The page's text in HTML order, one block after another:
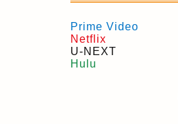
Prime Video
Netflix
U-NEXT
Hulu